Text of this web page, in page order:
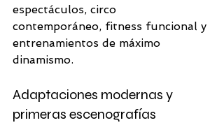
espectáculos, circo
contemporáneo, fitness funcional y
entrenamientos de máximo
dinamismo.
Adaptaciones modernas y
primeras escenografías